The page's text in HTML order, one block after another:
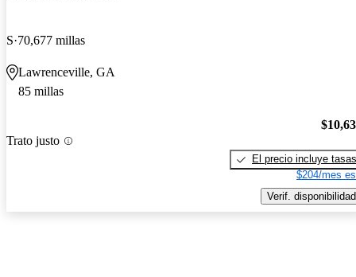
S 70,677 millas
Lawrenceville, GA
85 millas
Trato justo
El precio incluye tasas
$204/mes
Verif. disponibilidad